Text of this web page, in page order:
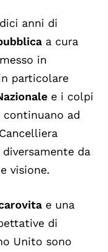
anni di
a cura
in
particolare
e i colpi
continuano ad
da
visione.
e una
di
Unito sono